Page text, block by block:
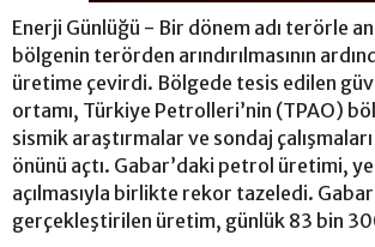
Enerji Günlüğü - Bir dönem adı terörle
bölgenin terörden arındırılmasının
üretime çevirdi. Bölgede tesis edilen
ortamı, Türkiye Petrolleri’nin (TPAO)
sismik araştırmalar ve sondaj çalışmaları
önünü açtı. Gabar’daki petrol üretimi,
açılmasıyla birlikte rekor tazeledi.
gerçekleştirilen üretim, günlük 83 bin